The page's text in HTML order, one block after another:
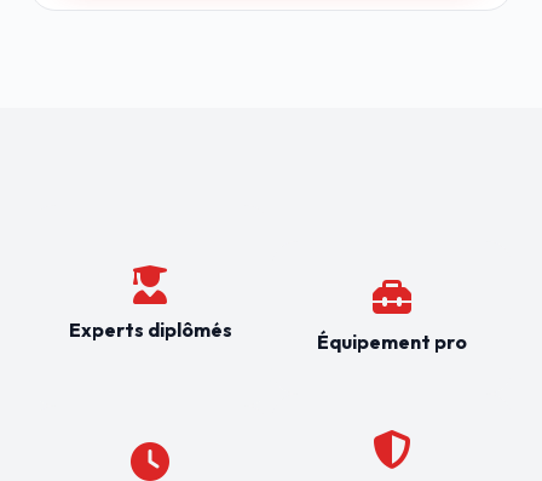
Experts diplômés Équipement pro